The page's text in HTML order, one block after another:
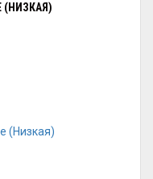
(НИЗКАЯ)